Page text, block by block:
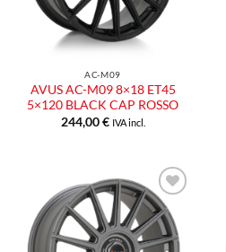
AC-M09
AVUS AC-M09 8×18 ET45
5×120 BLACK CAP ROSSO
244,00€ IVA incl.
Aggiungi
alla lista
dei
desideri